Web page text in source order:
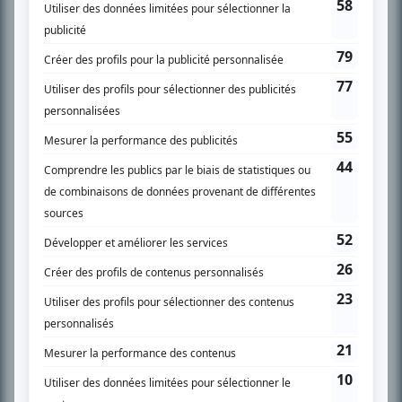
SUR LE RÉSEAU BIZZ MÉDIA
PLAN DU SITE
Accueil
Liste des oeuvres
Recherche avancée
À propos
Nous contacter
Termes et conditions
Politique de confidentialité
Gestion du consentement